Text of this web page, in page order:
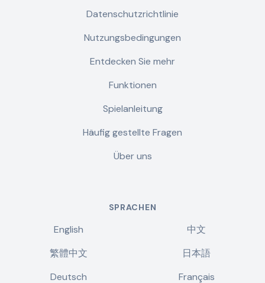
Datenschutzrichtlinie
Nutzungsbedingungen
Entdecken Sie mehr
Funktionen
Spielanleitung
Häufig gestellte Fragen
Über uns
SPRACHEN
English
中文
繁體中文
日本語
Deutsch
Français